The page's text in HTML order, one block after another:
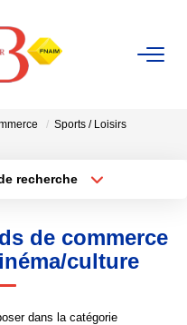
Sports / Loisirs
recherche
Surface min
de commerce
culture
dans la catégorie